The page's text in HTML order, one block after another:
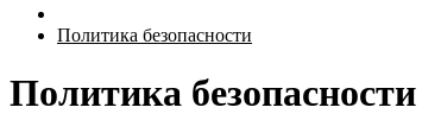
Политика безопасности
Политика